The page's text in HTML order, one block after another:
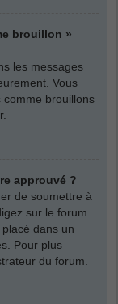
brouillon »
les messages
Vous
comme brouillons
approuvé ?
de soumettre à
sur le forum.
dans un
Pour plus
du forum.